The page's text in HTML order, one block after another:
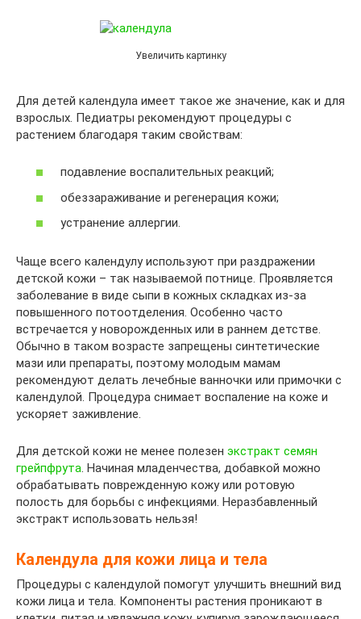
Увеличить картинку
Для детей календула имеет такое же значение, как и для
взрослых. Педиатры рекомендуют процедуры с
растением благодаря таким свойствам:
подавление воспалительных реакций;
обеззараживание и регенерация кожи;
устранение аллергии.
Чаще всего календулу используют при раздражении
детской кожи – так называемой потнице. Проявляется
заболевание в виде сыпи в кожных складках из-за
повышенного потоотделения. Особенно часто
встречается у новорожденных или в раннем детстве.
Обычно в таком возрасте запрещены синтетические
мази или препараты, поэтому молодым мамам
рекомендуют делать лечебные ванночки или примочки с
календулой. Процедура снимает воспаление на коже и
ускоряет заживление.
Для детской кожи не менее полезен экстракт семян
грейпфрута. Начиная младенчества, добавкой можно
обрабатывать поврежденную кожу или ротовую
полость для борьбы с инфекциями. Неразбавленный
экстракт использовать нельзя!
Календула для кожи лица и тела
Процедуры с календулой помогут улучшить внешний вид
кожи лица и тела. Компоненты растения проникают в